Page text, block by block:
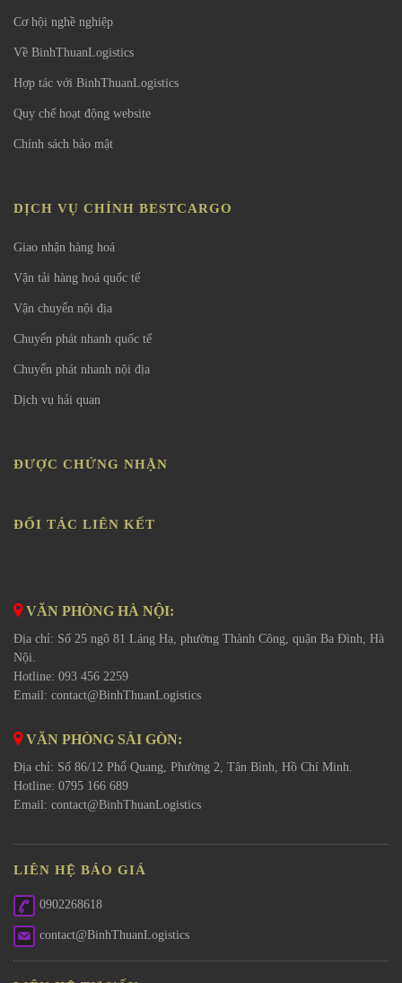
Cơ hội nghề nghiệp
Về BinhThuanLogistics
Hợp tác với BinhThuanLogistics
Quy chế hoạt động website
Chính sách bảo mật
DỊCH VỤ CHÍNH BESTCARGO
Giao nhận hàng hoá
Vận tải hàng hoá quốc tế
Vận chuyển nội địa
Chuyển phát nhanh quốc tế
Chuyển phát nhanh nội địa
Dịch vụ hải quan
ĐƯỢC CHỨNG NHẬN
ĐỐI TÁC LIÊN KẾT
VĂN PHÒNG HÀ NỘI:
Địa chỉ: Số 25 ngõ 81 Láng Hạ, phường Thành Công, quận Ba Đình, Hà
Nội.
Hotline: 093 456 2259
Email: contact@BinhThuanLogistics
VĂN PHÒNG SÀI GÒN:
Địa chỉ: Số 86/12 Phổ Quang, Phường 2, Tân Bình, Hồ Chí Minh.
Hotline: 0795 166 689
Email: contact@BinhThuanLogistics
LIÊN HỆ BÁO GIÁ
0902268618
contact@BinhThuanLogistics